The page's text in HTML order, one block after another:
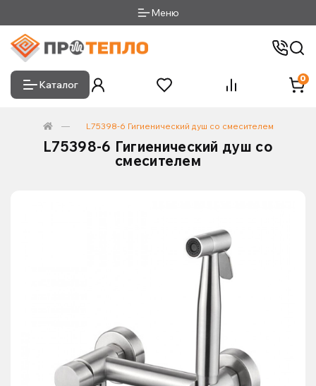
Меню
Каталог
0
L75398-6 Гигиенический душ со смесителем
L75398-6 Гигиенический душ со
смесителем